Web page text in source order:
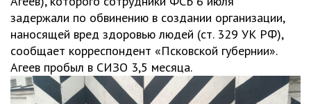
задержали по обвинению в создании организации,
наносящей вред здоровью людей (ст. 329 УК РФ),
сообщает корреспондент «Псковской губернии».
Агеев пробыл в СИЗО 3,5 месяца.